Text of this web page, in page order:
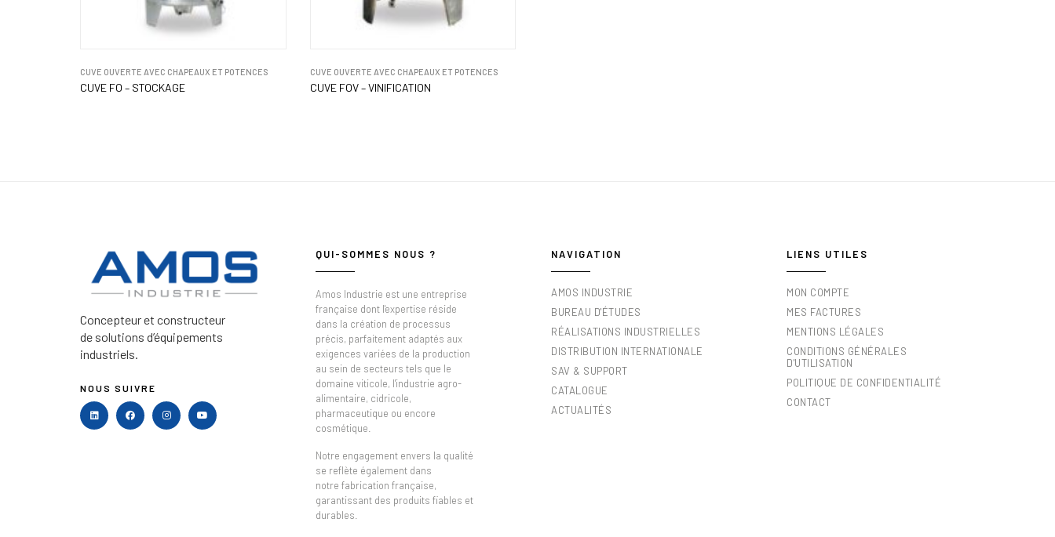
CUVE OUVERTE AVEC CHAPEAUX ET POTENCES
CUVE FO – STOCKAGE
CUVE OUVERTE AVEC CHAPEAUX ET POTENCES
CUVE FOV – VINIFICATION
Concepteur et constructeur
de solutions d’équipements
industriels.
NOUS SUIVRE
QUI-SOMMES NOUS ?
Amos Industrie est une entreprise
française dont l'expertise réside
dans la création de processus
précis, parfaitement adaptés aux
exigences variées de la production
au sein de secteurs tels que le
domaine viticole, l'industrie agro-
alimentaire, cidricole,
pharmaceutique ou encore
cosmétique.
Notre engagement envers la qualité
se reflète également dans
notre fabrication française,
garantissant des produits fiables et
durables.
NAVIGATION
AMOS INDUSTRIE
BUREAU D'ÉTUDES
RÉALISATIONS INDUSTRIELLES
DISTRIBUTION INTERNATIONALE
SAV & SUPPORT
CATALOGUE
ACTUALITÉS
LIENS UTILES
MON COMPTE
MES FACTURES
MENTIONS LÉGALES
CONDITIONS GÉNÉRALES
D'UTILISATION
POLITIQUE DE CONFIDENTIALITÉ
CONTACT